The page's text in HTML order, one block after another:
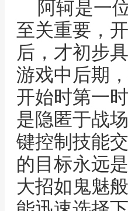
阿轲是一
至关重要，
后，才初步
游戏中后期
开始时第一
是隐匿于战
键控制技能
的目标永远
大招如鬼魅